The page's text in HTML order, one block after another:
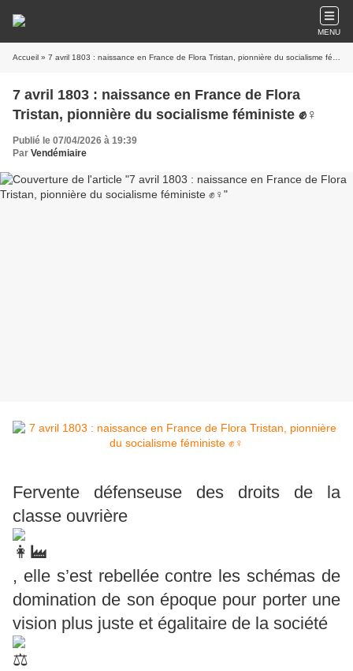
MENU
Accueil » 7 avril 1803 : naissance en France de Flora Tristan, pionnière du socialisme féministe ✊♀️
7 avril 1803 : naissance en France de Flora
Tristan, pionnière du socialisme féministe ✊♀️
Publié le 07/04/2026 à 19:39
Par Vendémiaire
Fervente défenseuse des droits de la
classe ouvrière
, elle s’est rebellée contre les schémas de
domination de son époque pour porter une
vision plus juste et égalitaire de la société